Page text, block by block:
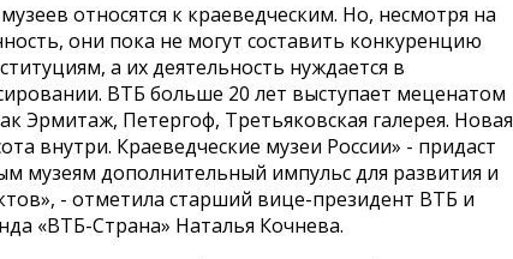
относятся к краеведческим. Но, несмотря на
они пока не могут составить конкуренцию
а их деятельность нуждается в
ВТБ больше 20 лет выступает меценатом
Эрмитаж, Петергоф, Третьяковская галерея. Новая
внутри. Краеведческие музеи России» - придаст
музеям дополнительный импульс для развития и
- отметила старший вице-президент ВТБ и
«ВТБ-Страна» Наталья Кочнева.